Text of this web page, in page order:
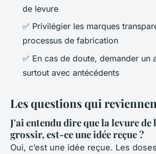
de levure
✅ Privilégier les marques
processus de fabrication
✅ En cas de doute, demander un
surtout avec antécédents
Les questions qui
J'ai entendu dire que la levure
grossir, est-ce une idée reçue ?
Oui, c’est une idée reçue. Les